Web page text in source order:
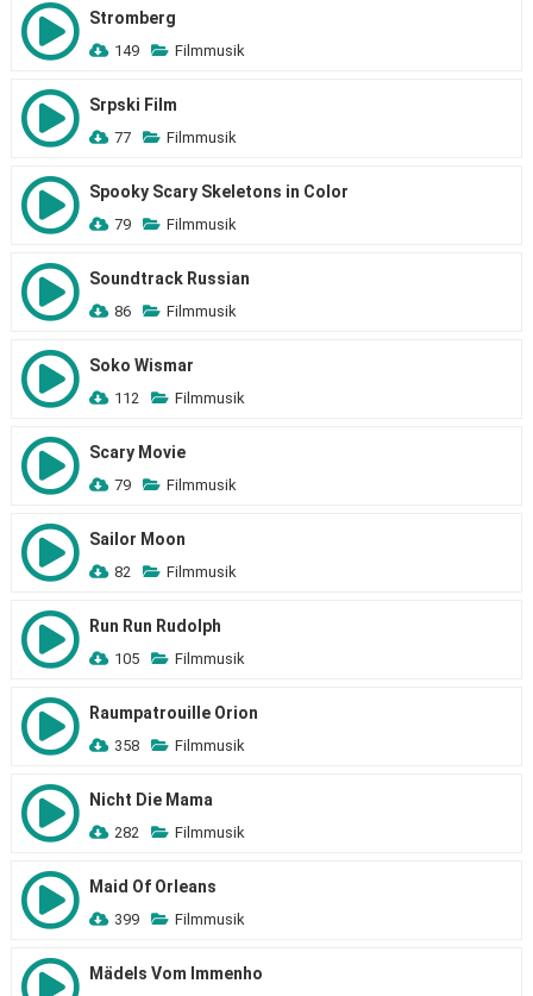
Stromberg
149 Filmmusik
Srpski Film
77 Filmmusik
Spooky Scary Skeletons in Color
79 Filmmusik
Soundtrack Russian
86 Filmmusik
Soko Wismar
112 Filmmusik
Scary Movie
79 Filmmusik
Sailor Moon
82 Filmmusik
Run Run Rudolph
105 Filmmusik
Raumpatrouille Orion
358 Filmmusik
Nicht Die Mama
282 Filmmusik
Maid Of Orleans
399 Filmmusik
Mädels Vom Immenho